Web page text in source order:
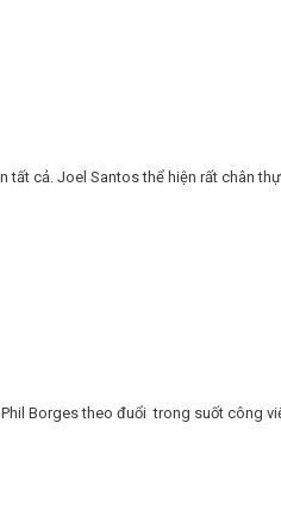
cả. Joel Santos thể hiện rất chân
Borges theo đuổi trong suốt công